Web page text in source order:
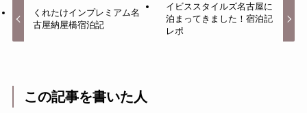
くれたけインプレミアム名
古屋納屋橋宿泊記
イビススタイルズ名古屋に
泊まってきました！宿泊記
レポ
この記事を書いた人